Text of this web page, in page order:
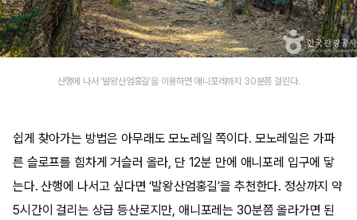
산행에 나서 ‘발왕산엄홍길’을 이용하면 애니포레까지 30분쯤 걸린다.
쉽게 찾아가는 방법은 아무래도 모노레일 쪽이다. 모노레일은 가파
른 슬로프를 힘차게 거슬러 올라, 단 12분 만에 애니포레 입구에 닿
는다. 산행에 나서고 싶다면 ‘발왕산엄홍길’을 추천한다. 정상까지 약
5시간이 걸리는 상급 등산로지만, 애니포레는 30분쯤 올라가면 된